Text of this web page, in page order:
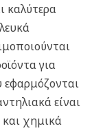
καλύτερα
για
εφαρμόζονται
είναι
χημικά